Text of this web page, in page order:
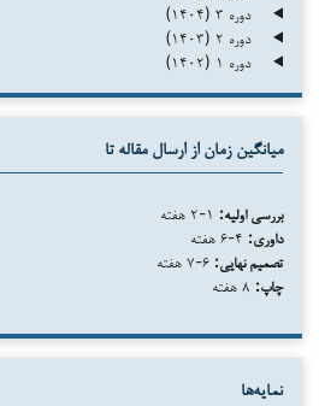
دوره ۳ (۱۴۰۴)
دوره ۲ (۱۴۰۳)
دوره ۱ (۱۴۰۲)
میانگین زمان از ارسال مقاله تا
بررسی اولیه:
داوری:
تصمیم نهایی:
چاپ:
نمایه‌ها